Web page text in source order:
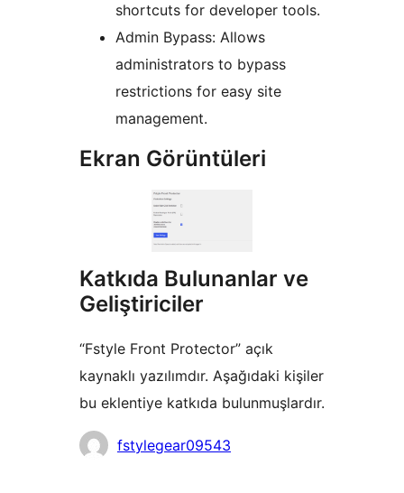
shortcuts for developer tools.
Admin Bypass: Allows
administrators to bypass
restrictions for easy site
management.
Ekran Görüntüleri
Katkıda Bulunanlar ve
Geliştiriciler
“Fstyle Front Protector” açık
kaynaklı yazılımdır. Aşağıdaki kişiler
bu eklentiye katkıda bulunmuşlardır.
Katkıdafstylegear09543